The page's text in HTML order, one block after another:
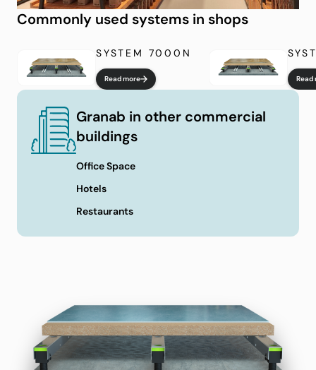
Commonly used systems in shops
SYSTEM 7000N
Read more Read
Granab in other commercial
buildings
Office Space
Hotels
Restaurants